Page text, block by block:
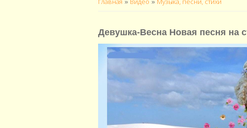
» »
Девушка-Весна Новая песня на